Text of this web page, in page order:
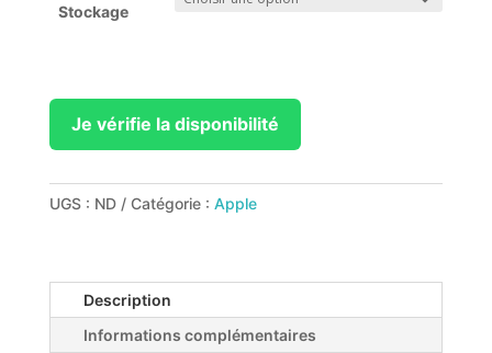
Stockage
Je vérifie la disponibilité
UGS : ND Catégorie : Apple
Description
Informations complémentaires